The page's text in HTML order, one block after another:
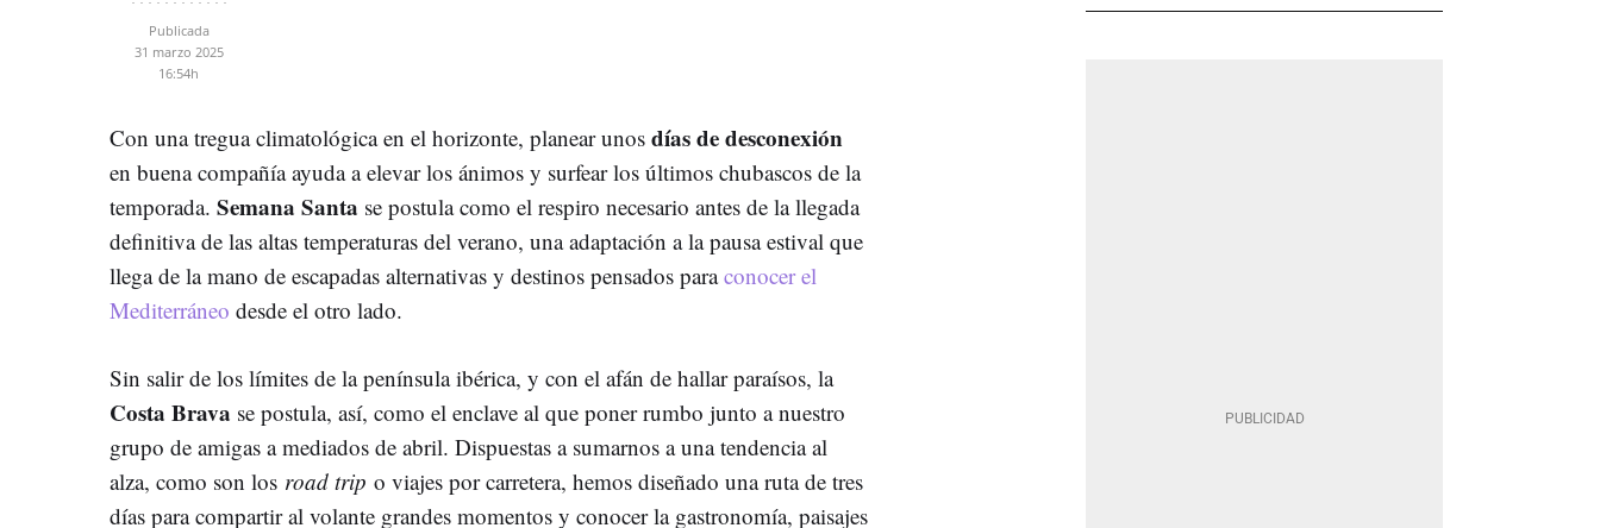
Publicada
31 marzo 2025
16:54h
Con una tregua climatológica en el horizonte, planear unos días de desconexión
en buena compañía ayuda a elevar los ánimos y surfear los últimos chubascos de la
temporada. Semana Santa se postula como el respiro necesario antes de la llegada
definitiva de las altas temperaturas del verano, una adaptación a la pausa estival que
llega de la mano de escapadas alternativas y destinos pensados paraconocer el
Mediterráneo desde el otro lado.
Sin salir de los límites de la península ibérica, y con el afán de hallar paraísos, la
Costa Brava se postula, así, como el enclave al que poner rumbo junto a nuestro
grupo de amigas a mediados de abril. Dispuestas a sumarnos a una tendencia al
alza, como son los road trip o viajes por carretera, hemos diseñado una ruta de tres
días para compartir al volante grandes momentos y conocer la gastronomía, paisajes